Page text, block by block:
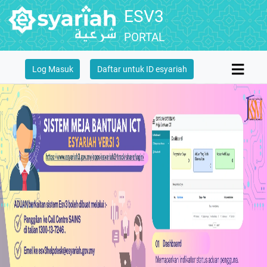
ESV3
PORTAL
Log Masuk Daftar untuk ID esyariah